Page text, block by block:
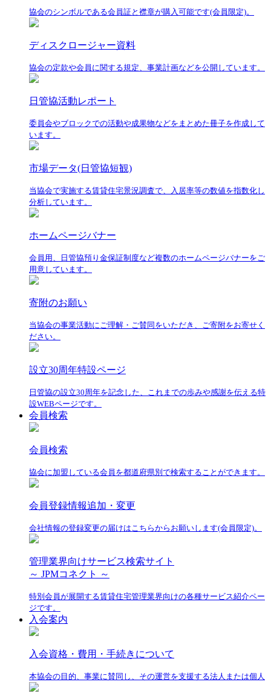
協会のシンボルである会員証と襟章が購入可能です(会員限定)。
ディスクロージャー資料
協会の定款や会員に関する規定、事業計画などを公開しています。
日管協活動レポート
委員会やブロックでの活動や成果物などをまとめた冊子を作成して
います。
市場データ(日管協短観)
当協会で実施する賃貸住宅景況調査で、入居率等の数値を指数化し
分析しています。
ホームページバナー
会員用、日管協預り金保証制度など複数のホームページバナーをご
用意しています。
寄附のお願い
当協会の事業活動にご理解・ご賛同をいただき、ご寄附をお寄せく
ださい。
設立30周年特設ページ
日管協の設立30周年を記念した、これまでの歩みや感謝を伝える特
設WEBページです。
会員検索
会員検索
協会に加盟している会員を都道府県別で検索することができます。
会員登録情報追加・変更
会社情報の登録変更の届けはこちらからお願いします(会員限定)。
管理業界向けサービス検索サイト
～ JPMコネクト ～
特別会員が展開する賃貸住宅管理業界向けの各種サービス紹介ペー
ジです。
入会案内
入会資格・費用・手続きについて
本協会の目的、事業に賛同し、その運営を支援する法人または個人